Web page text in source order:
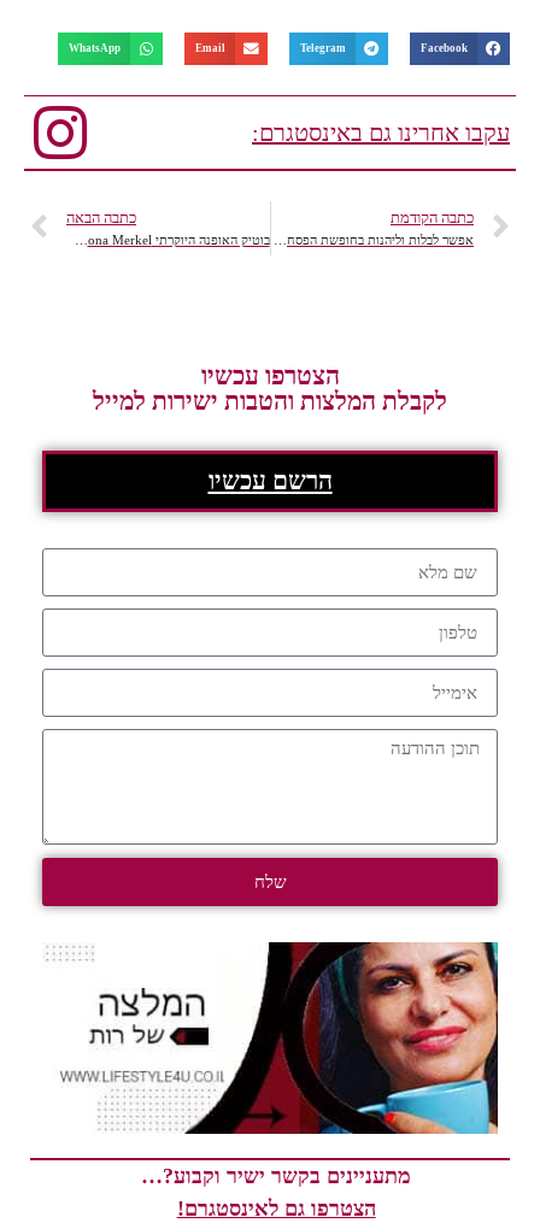
Facebook
Telegram
Email
WhatsApp
עקבו אחרינו גם באינסטגרם:
כתבה הקודמת
אפשר לבלות וליהנות בחופשת הפסח בישראל, מבלי לגמור עם חור בכיס
כתבה הבאה
בוטיק האופנה היוקרתי Nona Merkel בקולקציית אביב קיץ 2015
הצטרפו עכשיו
לקבלת המלצות והטבות ישירות למייל
הרשם עכשיו
שלח
מתעניינים בקשר ישיר וקבוע?…
הצטרפו גם לאינסטגרם!